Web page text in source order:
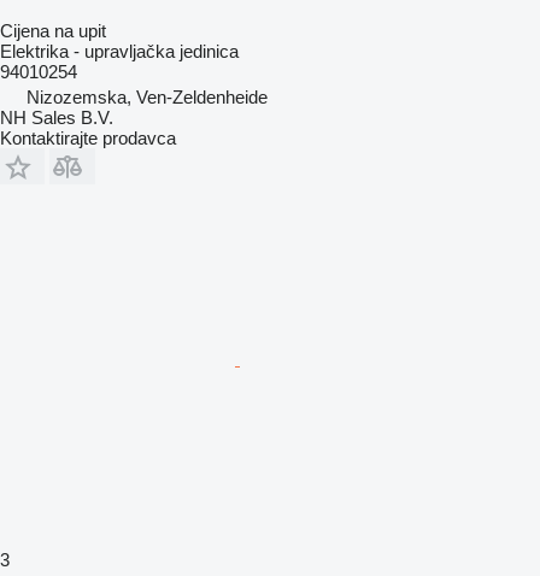
Cijena na upit
Elektrika - upravljačka jedinica
94010254
Nizozemska, Ven-Zeldenheide
NH Sales B.V.
Kontaktirajte prodavca
3